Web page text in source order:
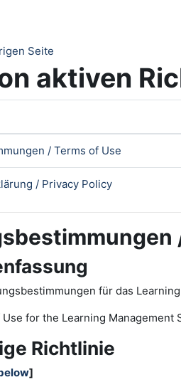
Seite
aktiven
/ Terms of Use
/ Privacy Policy
für das
Use for the Learning Management
Richtlinie
]